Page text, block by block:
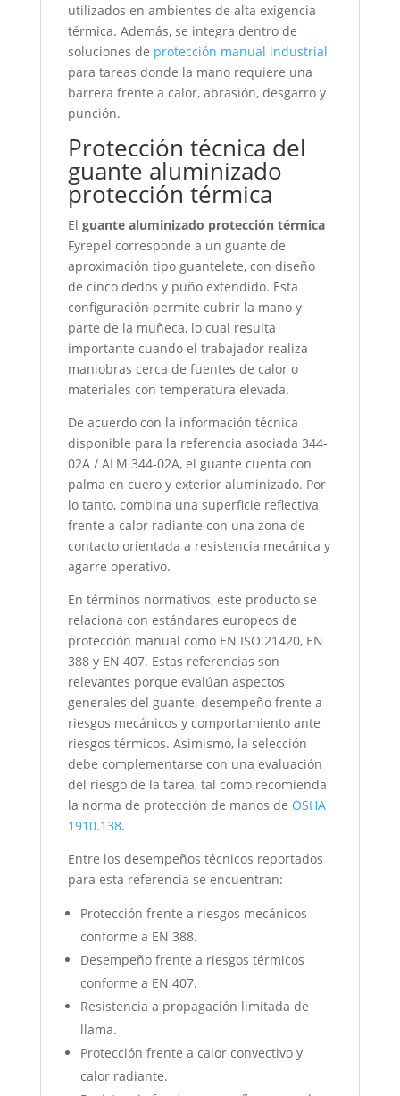
utilizados en ambientes de alta exigencia
térmica. Además, se integra dentro de
soluciones de protección manual industrial
para tareas donde la mano requiere una
barrera frente a calor, abrasión, desgarro y
punción.
Protección técnica del
guante aluminizado
protección térmica
El guante aluminizado protección térmica
Fyrepel corresponde a un guante de
aproximación tipo guantelete, con diseño
de cinco dedos y puño extendido. Esta
configuración permite cubrir la mano y
parte de la muñeca, lo cual resulta
importante cuando el trabajador realiza
maniobras cerca de fuentes de calor o
materiales con temperatura elevada.
De acuerdo con la información técnica
disponible para la referencia asociada 344-
02A / ALM 344-02A, el guante cuenta con
palma en cuero y exterior aluminizado. Por
lo tanto, combina una superficie reflectiva
frente a calor radiante con una zona de
contacto orientada a resistencia mecánica y
agarre operativo.
En términos normativos, este producto se
relaciona con estándares europeos de
protección manual como EN ISO 21420, EN
388 y EN 407. Estas referencias son
relevantes porque evalúan aspectos
generales del guante, desempeño frente a
riesgos mecánicos y comportamiento ante
riesgos térmicos. Asimismo, la selección
debe complementarse con una evaluación
del riesgo de la tarea, tal como recomienda
la norma de protección de manos de OSHA
1910.138.
Entre los desempeños técnicos reportados
para esta referencia se encuentran:
Protección frente a riesgos mecánicos
conforme a EN 388.
Desempeño frente a riesgos térmicos
conforme a EN 407.
Resistencia a propagación limitada de
llama.
Protección frente a calor convectivo y
calor radiante.